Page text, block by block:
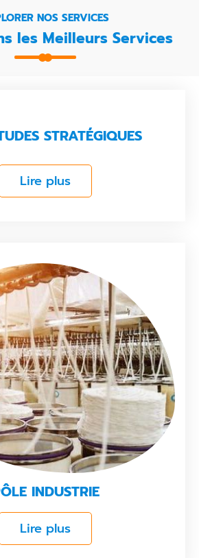
NOS SERVICES
les Meilleurs Services
STRATÉGIQUES
Lire plus
INDUSTRIE
Lire plus